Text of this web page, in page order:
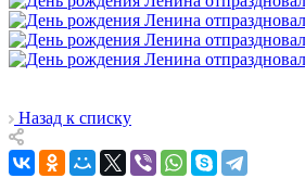
Назад к списку